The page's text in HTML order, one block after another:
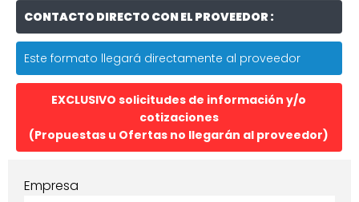
CONTACTO DIRECTO CON EL PROVEEDOR :
Este formato llegará directamente al proveedor
EXCLUSIVO solicitudes de información y/o
cotizaciones
(Propuestas u Ofertas no llegarán al proveedor)
Empresa